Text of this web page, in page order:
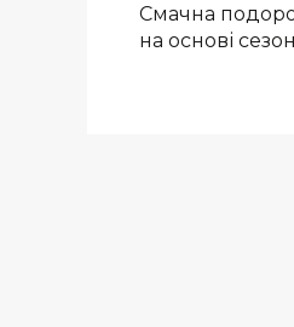
Смачна
на основі